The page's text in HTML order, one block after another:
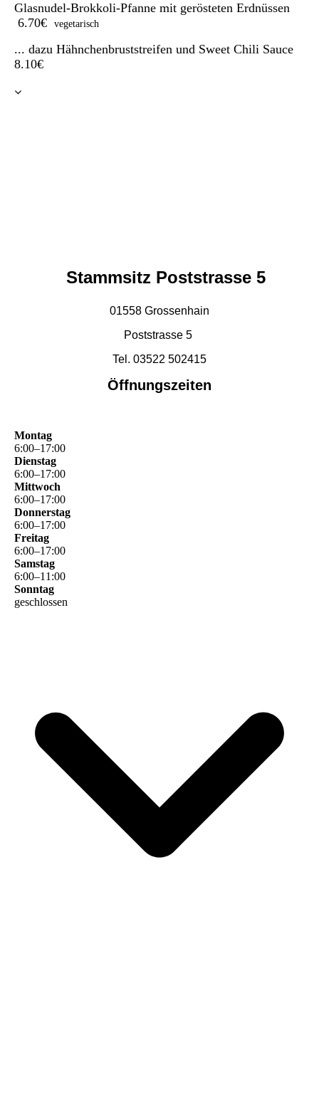
Glasnudel-Brokkoli-Pfanne mit gerösteten Erdnüssen
6.70€
vegetarisch
... dazu Hähnchenbruststreifen und Sweet Chili Sauce
8.10€
Stammsitz Poststrasse 5
01558 Grossenhain
Poststrasse 5
Tel. 03522 502415
Öffnungszeiten
Montag
6:00–17:00
Dienstag
6:00–17:00
Mittwoch
6:00–17:00
Donnerstag
6:00–17:00
Freitag
6:00–17:00
Samstag
6:00–11 :00
Sonntag
geschlossen